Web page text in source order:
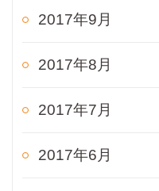
2017年9月
2017年8月
2017年7月
2017年6月